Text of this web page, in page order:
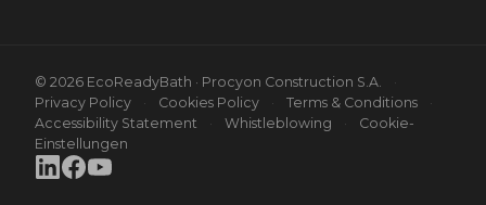
© 2026 EcoReadyBath · Procyon Construction S.A.
·
Privacy Policy
· Cookies Policy · Terms & Conditions
·
Accessibility Statement
· Whistleblowing ·
Cookie-
Einstellungen